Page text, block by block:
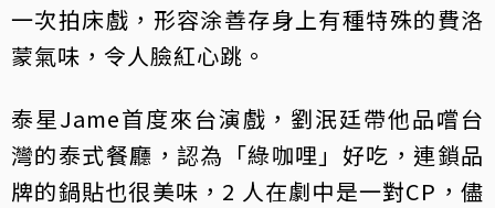
一次拍床戲，形容涂善存身上有種特殊的費洛
蒙氣味，令人臉紅心跳。
泰星Jame首度來台演戲，劉泯廷帶他品嚐台
灣的泰式餐廳，認為「綠咖哩」好吃，連鎖品
牌的鍋貼也很美味，2 人在劇中是一對CP，儘